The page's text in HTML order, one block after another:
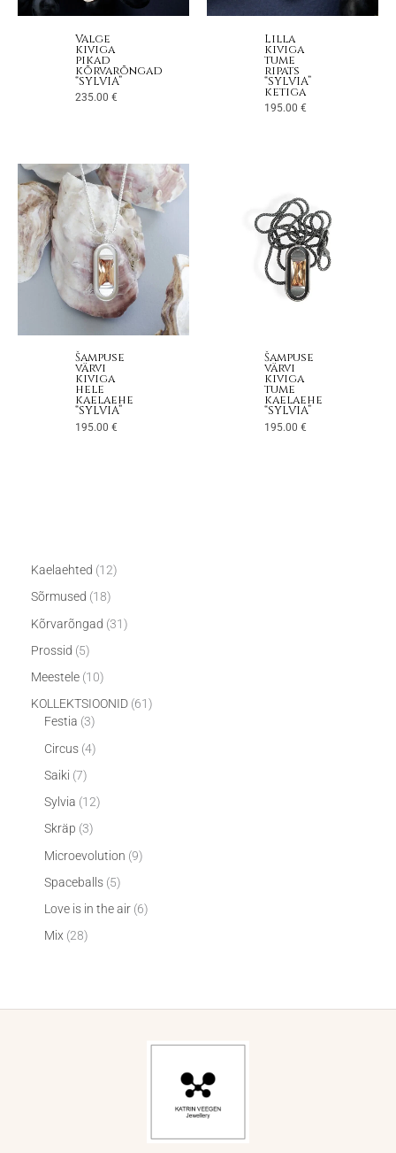
Kaelaehted 12
Sõrmused 18
Kõrvarõngad 31
Prossid 5
Meestele 10
KOLLEKTSIOONID 61
Festia 3
Circus 4
Saiki 7
Sylvia 12
Skräp 3
Microevolution 9
Spaceballs 5
Love is in the air 6
Mix 28
Valge
kiviga
pikad
kõrvarõngad
“SYLVIA”
235.00 €
Lilla
kiviga
tume
ripats
“SYLVIA”
ketiga
195.00 €
Šampuse
värvi
kiviga
hele
kaelaehe
“SYLVIA”
195.00 €
Šampuse
värvi
kiviga
tume
kaelaehe
“SYLVIA”
195.00 €